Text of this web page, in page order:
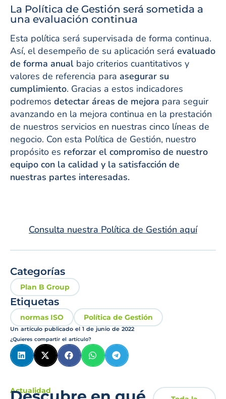
La Política de Gestión será sometida a
una evaluación continua
Esta política será supervisada de forma continua.
Así, el desempeño de su aplicación será evaluado
de forma anual bajo criterios cuantitativos y
valores de referencia para asegurar su
cumplimiento. Gracias a estos indicadores
podremos detectar áreas de mejora para seguir
avanzando en la mejora continua en la prestación
de nuestros servicios en nuestras cinco líneas de
negocio. Con esta Política de Gestión, nuestro
propósito es reforzar el compromiso de nuestro
equipo con la calidad y la satisfacción de
nuestras partes interesadas.
Consulta nuestra Política de Gestión aquí
Categorías
Plan B Group
Etiquetas
normas ISO Política de Gestión
Un artículo publicado el1 de junio de 2022
¿Quieres compartir el artículo?
Actualidad